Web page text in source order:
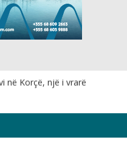
në Korçë, një i vrarë